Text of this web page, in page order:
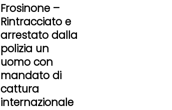
Frosinone –
Rintracciato e
arrestato dalla
polizia un
uomo con
mandato di
cattura
internazionale